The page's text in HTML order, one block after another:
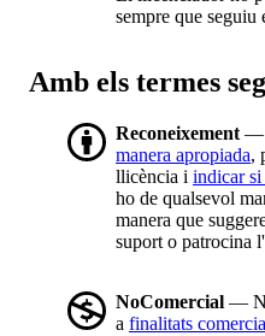
sempre que seguiu
Amb els termes
Reconeixement —
manera apropiada,
llicència i indicar
ho de qualsevol
manera que
suport o patrocina
NoComercial —
a finalitats